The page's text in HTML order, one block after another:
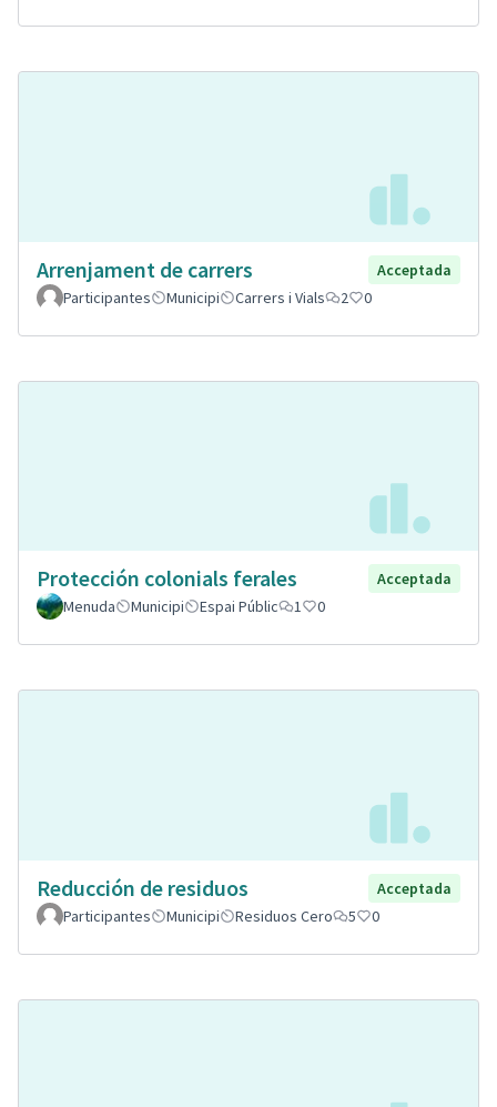
Arrenjament de carrers
Acceptada
Participantes
Municipi Carrers i Vials 2 0
Protección colonials ferales
Acceptada
Menuda
Municipi Espai Públic 1 0
Reducción de residuos
Acceptada
Participantes
Municipi Residuos Cero 5 0